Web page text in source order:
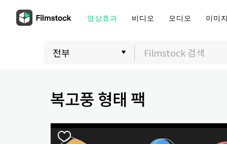
영상효과 비디오 오디오 이미
복고풍 형태 팩